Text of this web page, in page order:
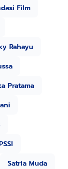
Film
Rahayu
Pratama
Satria Muda